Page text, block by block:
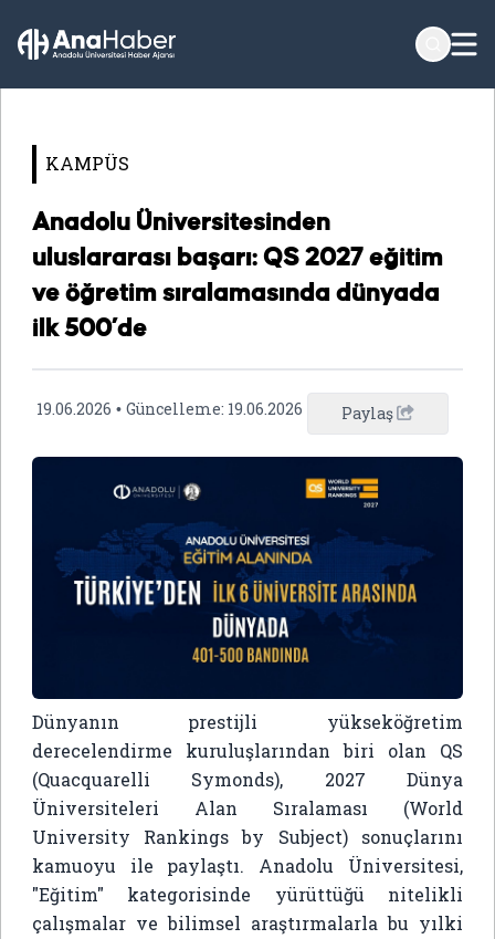
KAMPÜS
Anadolu Üniversitesinden
uluslararası başarı: QS 2027 eğitim
ve öğretim sıralamasında dünyada
ilk 500’de
19.06.2026 • Güncelleme: 19.06.2026 Paylaş
Dünyanın prestijli yükseköğretim
derecelendirme kuruluşlarından biri olan QS
(Quacquarelli Symonds), 2027 Dünya
Üniversiteleri Alan Sıralaması (World
University Rankings by Subject) sonuçlarını
kamuoyu ile paylaştı. Anadolu Üniversitesi,
"Eğitim" kategorisinde yürüttüğü nitelikli
çalışmalar ve bilimsel araştırmalarla bu yılki